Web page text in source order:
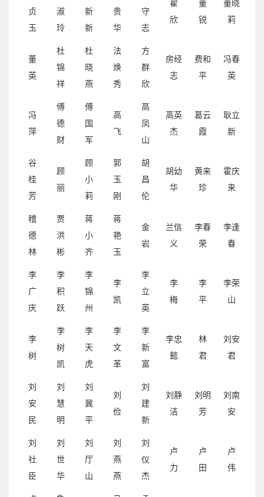
贞
玉
淑
玲
新
新
贵
华
守
志
翟
欣
董
锐
董晓
莉
董
英
杜
锦
祥
杜
晓
燕
法
焕
秀
方
群
欣
房经
志
费和
平
冯春
英
冯
萍
傅
德
财
傅
国
军
高
飞
高
凤
山
高英
杰
葛云
霞
耿立
新
谷
桂
芳
顾
丽
顾
小
莉
郭
玉
刚
胡
昌
伦
胡幼
华
黄来
珍
霍庆
来
稽
德
林
贾
洪
彬
蒋
小
齐
蒋
艳
玉
金
岩
兰信
义
李春
荣
李逢
春
李
广
庆
李
积
跃
李
锦
州
李
凯
李
立
英
李
梅
李
平
李荣
山
李
树
李
树
凯
李
天
虎
李
文
革
李
新
富
李忠
懿
林
君
刘安
君
刘
安
民
刘
慧
明
刘
冀
平
刘
俭
刘
建
新
刘静
洁
刘明
芳
刘南
安
刘
社
臣
刘
世
华
刘
厅
山
刘
燕
燕
刘
仪
杰
卢
力
卢
田
卢
伟